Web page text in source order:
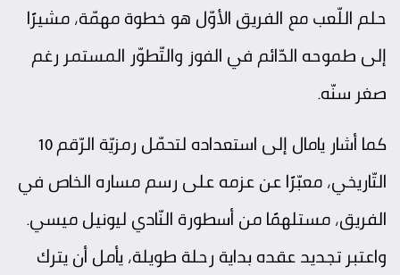
حلم اللّعب مع الفريق الأوّل هو خطوة مهمّة، مشيرًا
إلى طموحه الدّائم في الفوز والتّطوّر المستمر رغم
صغر سنّه.
كما أشار يامال إلى استعداده لتحمّل رمزيّة الرّقم 10
التّاريخي، معبّرًا عن عزمه على رسم مساره الخاص في
الفريق، مستلهمًا من أسطورة النّادي ليونيل ميسي.
واعتبر تجديد عقده بداية رحلة طويلة، يأمل أن يترك